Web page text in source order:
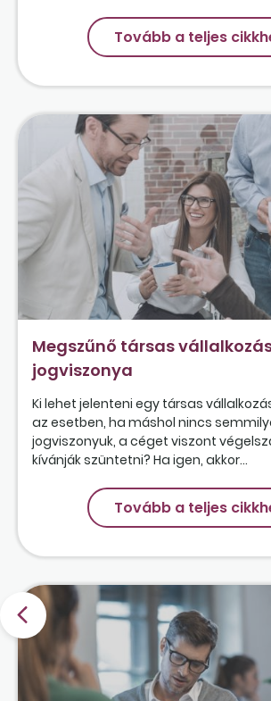
Tovább a teljes
Megszűnő társas
jogviszonya
Ki lehet jelenteni egy társas
az esetben, ha máshol nincs
jogviszonyuk, a céget viszont
kívánják szüntetni? Ha igen, akkor...
Tovább a teljes